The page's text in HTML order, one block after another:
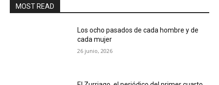
MOST READ
Los ocho pasados de cada hombre y de
cada mujer
26 junio, 2026